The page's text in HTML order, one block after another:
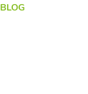
BLOG